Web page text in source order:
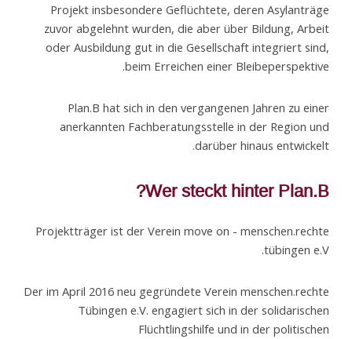
Projekt insbesondere Geflüchtete, deren Asylanträge
zuvor abgelehnt wurden, die aber über Bildung, Arbeit
oder Ausbildung gut in die Gesellschaft integriert sind,
beim Erreichen einer Bleibeperspektive.
Plan.B hat sich in den vergangenen Jahren zu einer
anerkannten Fachberatungsstelle in der Region und
darüber hinaus entwickelt.
Wer steckt hinter Plan.B?
Projektträger ist der Verein move on - menschen.rechte
tübingen e.V.
Der im April 2016 neu gegründete Verein menschen.rechte
Tübingen e.V. engagiert sich in der solidarischen
Flüchtlingshilfe und in der politischen